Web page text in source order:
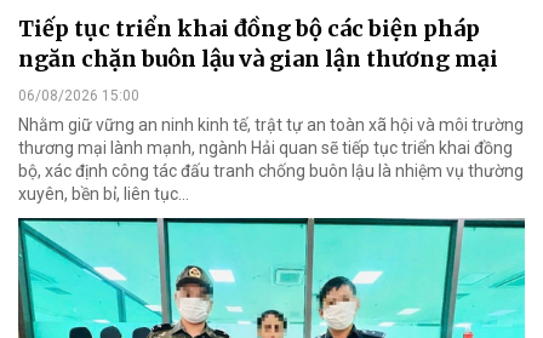
Tiếp tục triển khai đồng bộ các biện pháp
ngăn chặn buôn lậu và gian lận thương mại
06/08/2026 15:00
Nhằm giữ vững an ninh kinh tế, trật tự an toàn xã hội và môi trường
thương mại lành mạnh, ngành Hải quan sẽ tiếp tục triển khai đồng
bộ, xác định công tác đấu tranh chống buôn lậu là nhiệm vụ thường
xuyên, bền bỉ, liên tục…